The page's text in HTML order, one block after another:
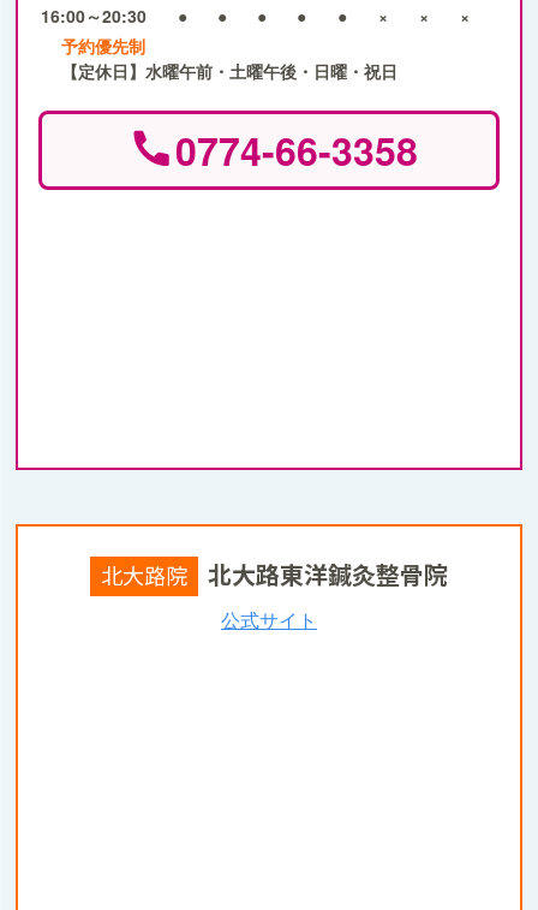
16:00～20:30
● ● ● ● ● × ×
×
予約優先制
【定休日】水曜午前・土曜午後・日曜・祝日
0774-66-3358
北大路院 北大路東洋鍼灸整骨院
公式サイト